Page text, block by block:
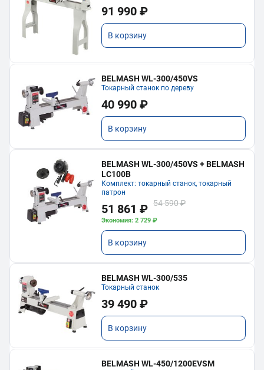
91 990 ₽
В корзину
BELMASH WL-300/450VS
Токарный станок по дереву
40 990 ₽
В корзину
BELMASH WL-300/450VS + BELMASH
LC100B
Комплект: токарный станок, токарный
патрон
51 861 ₽ 54 590 ₽
Экономия: 2 729 ₽
В корзину
BELMASH WL-300/535
Токарный станок
39 490 ₽
В корзину
BELMASH WL-450/1200EVSM